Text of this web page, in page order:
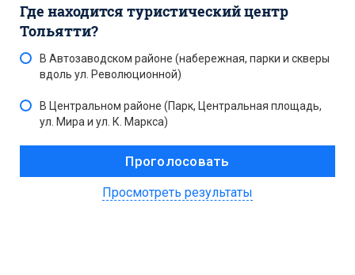
Где находится туристический центр
Тольятти?
В Автозаводском районе (набережная, парки и скверы
вдоль ул. Революционной)
В Центральном районе (Парк, Центральная площадь,
ул. Мира и ул. К. Маркса)
Просмотреть результаты